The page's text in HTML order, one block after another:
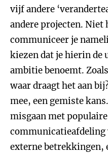
vijf andere
andere projecten. Niet
communiceer je
kiezen dat je hierin de
ambitie benoemt.
waar draagt het aan
mee, een gemiste
misgaan met
communicatieafdeling
externe betrekkingen,